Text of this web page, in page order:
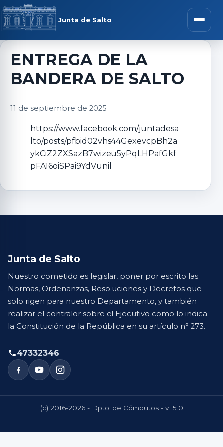
Saltar al contenido
Junta de Salto Abrir
menú
ENTREGA DE LA
BANDERA DE SALTO
11 de septiembre de 2025
https://www.facebook.com/juntadesa
lto/posts/pfbid02vhs44GexevcpBh2a
ykCiZ2ZXSazB7wizeu5yPqLHPafGkf
pFA16oiSPai9YdVunil
Junta de Salto
Nuestro cometido es legislar, poner por escrito las
Normas, Ordenanzas, Resoluciones y Decretos que
solo rigen para nuestro Departamento, y también
realizar el contralor sobre el Ejecutivo como lo indica
la Constitución de la República en su artículo n° 273.
47332346
(c) 2016-2026 - Dpto. de Cómputos - v1.5.0